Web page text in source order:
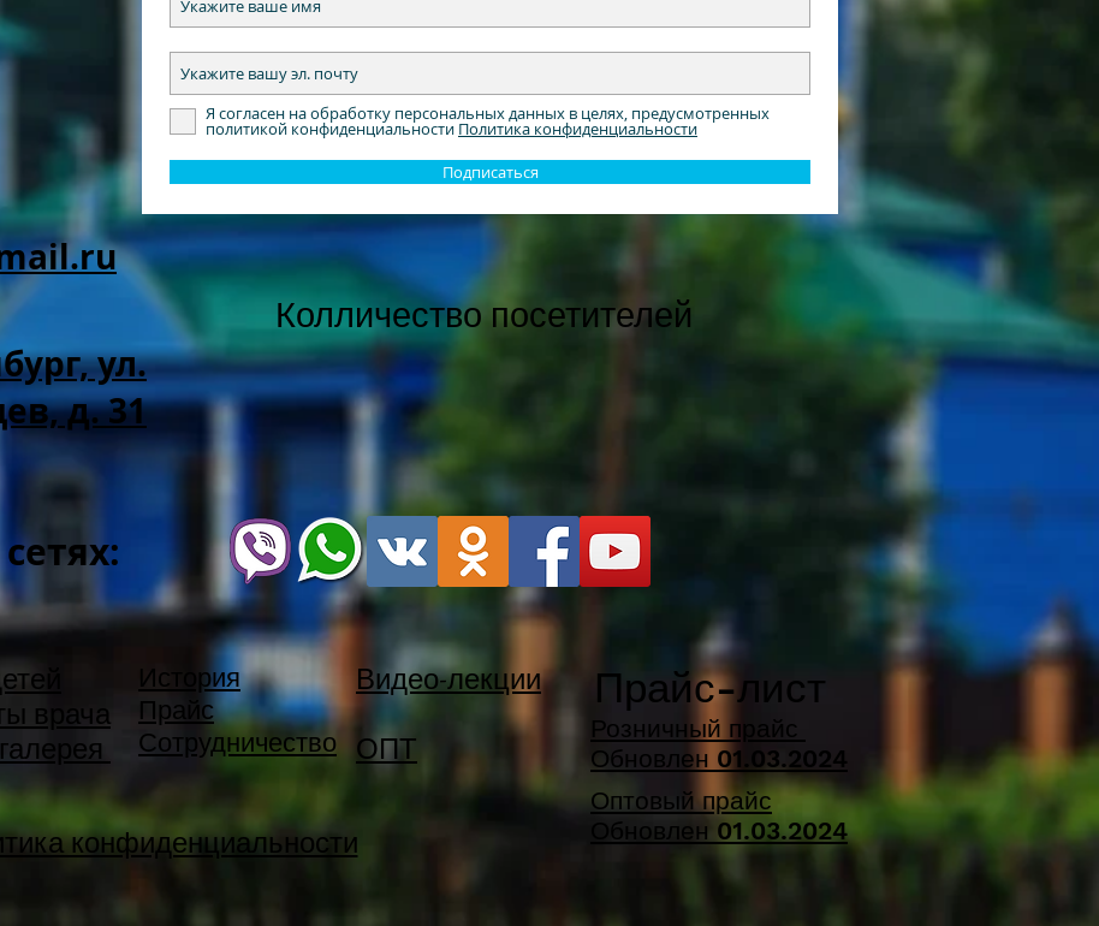
Я согласен на обработку персональных данных в целях, предусмотренных
политикой конфиденциальности Политика конфиденциальности
Подписаться
ул.
д. 31
Колличество посетителей
врача
История
Прайс
Сотрудничество
Видео-лекции
ОПТ
конфиденциальности
Прайс-лист
Розничный прайс
Обновлен 01.03.2024
Оптовый прайс
Обновлен 01.03.2024